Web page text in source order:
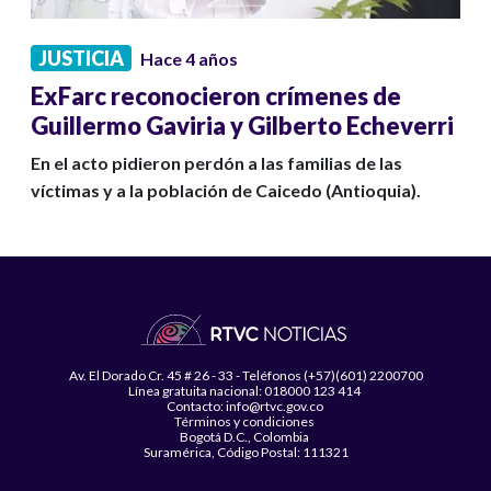
JUSTICIA Hace 4 años
ExFarc reconocieron crímenes de
Guillermo Gaviria y Gilberto Echeverri
En el acto pidieron perdón a las familias de las
víctimas y a la población de Caicedo (Antioquia).
Av. El Dorado Cr. 45 # 26 - 33 - Teléfonos (+57)(601) 2200700
Línea gratuita nacional: 018000 123 414
Contacto: info@rtvc.gov.co
Términos y condiciones
Bogotá D.C., Colombia
Suramérica, Código Postal: 111321